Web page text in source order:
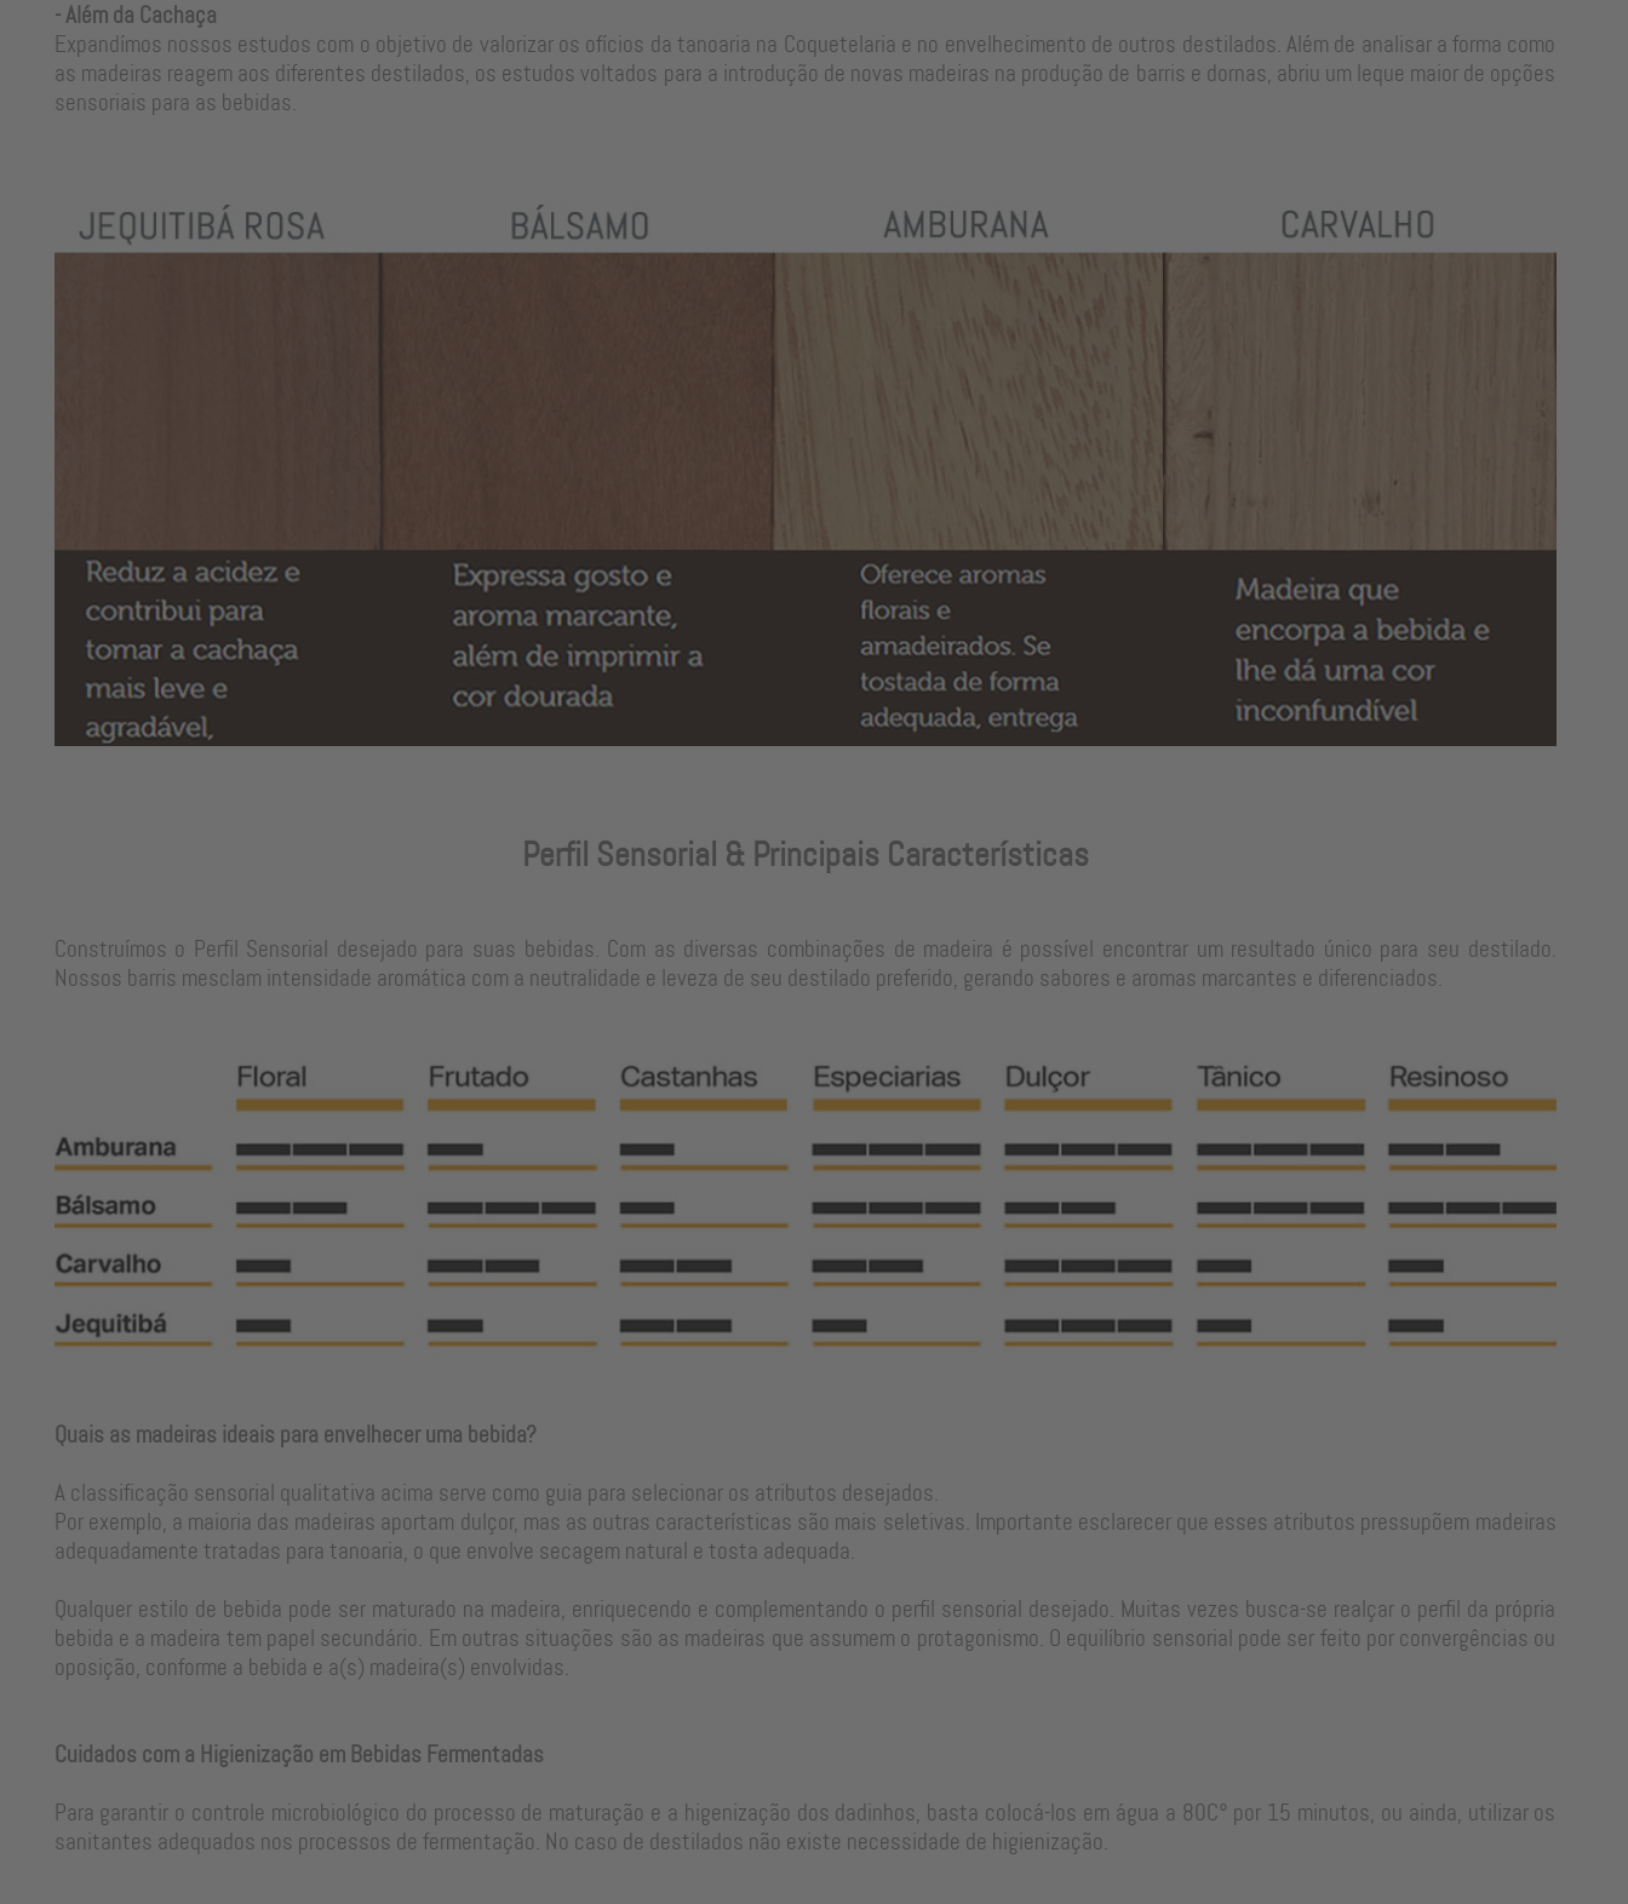
- Além da Cachaça
Expandímos nossos estudos com o objetivo de valorizar os ofícios da tanoaria na Coquetelaria e no envelhecimento de outros destilados. Além de analisar a forma como
as madeiras reagem aos diferentes destilados, os estudos voltados para a introdução de novas madeiras na produção de barris e dornas, abriu um leque maior de opções
sensoriais para as bebidas.
Perfil Sensorial & Principais Características
Construímos o Perfil Sensorial desejado para suas bebidas. Com as diversas combinações de madeira é possível encontrar um resultado único para seu destilado.
Nossos barris mesclam intensidade aromática com a neutralidade e leveza de seu destilado preferido, gerando sabores e aromas marcantes e diferenciados.
Quais as madeiras ideais para envelhecer uma bebida?
A classificação sensorial qualitativa acima serve como guia para selecionar os atributos desejados.
Por exemplo, a maioria das madeiras aportam dulçor, mas as outras características são mais seletivas. Importante esclarecer que esses atributos pressupõem madeiras
adequadamente tratadas para tanoaria, o que envolve secagem natural e tosta adequada.
Qualquer estilo de bebida pode ser maturado na madeira, enriquecendo e complementando o perfil sensorial desejado. Muitas vezes busca-se realçar o perfil da própria
bebida e a madeira tem papel secundário. Em outras situações são as madeiras que assumem o protagonismo. O equilíbrio sensorial pode ser feito por convergências ou
oposição, conforme a bebida e a(s) madeira(s) envolvidas.
Cuidados com a Higienização em Bebidas Fermentadas
Para garantir o controle microbiológico do processo de maturação e a higenização dos dadinhos, basta colocá-los em água a 80C° por 15 minutos, ou ainda, utilizar os
sanitantes adequados nos processos de fermentação. No caso de destilados não existe necessidade de higienização.